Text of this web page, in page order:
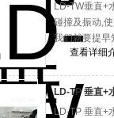
LD-TW垂直+
碰撞及振动,
我们就要提早
查看详细
LD-TP 垂直+
LD-TP 垂直+